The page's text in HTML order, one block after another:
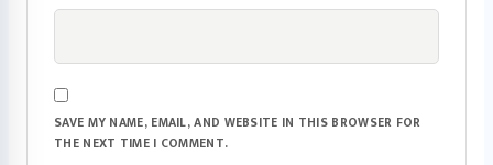
SAVE MY NAME, EMAIL, AND WEBSITE IN THIS BROWSER FOR
THE NEXT TIME I COMMENT.